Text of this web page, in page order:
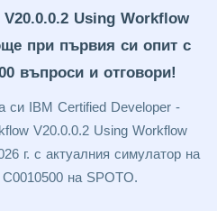
Using Workflow
при първия си опит с
въпроси и отговори!
си IBM Certified Developer -
V20.0.0.2 Using Workflow
г. с актуалния симулатор на
на SPOTO.